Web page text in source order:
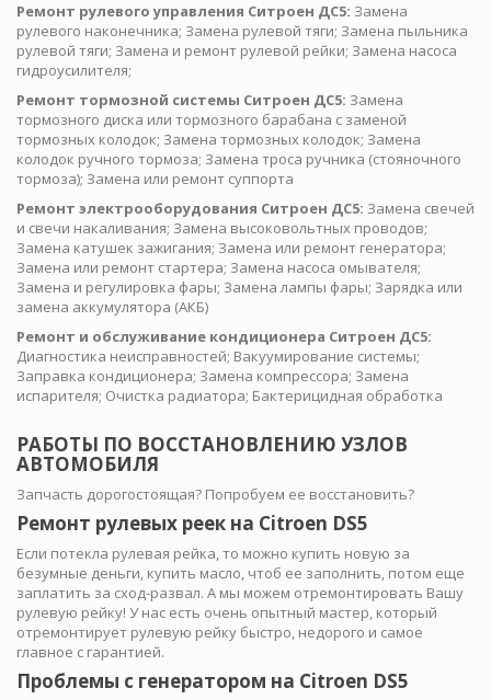
Ремонт рулевого управления Ситроен ДС5: Замена
рулевого наконечника; Замена рулевой тяги; Замена пыльника
рулевой тяги; Замена и ремонт рулевой рейки; Замена насоса
гидроусилителя;
Ремонт тормозной системы Ситроен ДС5: Замена
тормозного диска или тормозного барабана с заменой
тормозных колодок; Замена тормозных колодок; Замена
колодок ручного тормоза; Замена троса ручника (стояночного
тормоза); Замена или ремонт суппорта
Ремонт электрооборудования Ситроен ДС5: Замена свечей
и свечи накаливания; Замена высоковольтных проводов;
Замена катушек зажигания; Замена или ремонт генератора;
Замена или ремонт стартера; Замена насоса омывателя;
Замена и регулировка фары; Замена лампы фары; Зарядка или
замена аккумулятора (АКБ)
Ремонт и обслуживание кондиционера Ситроен ДС5:
Диагностика неисправностей; Вакуумирование системы;
Заправка кондиционера; Замена компрессора; Замена
испарителя; Очистка радиатора; Бактерицидная обработка
РАБОТЫ ПО ВОССТАНОВЛЕНИЮ УЗЛОВ
АВТОМОБИЛЯ
Запчасть дорогостоящая? Попробуем ее восстановить?
Ремонт рулевых реек на Citroen DS5
Если потекла рулевая рейка, то можно купить новую за
безумные деньги, купить масло, чтоб ее заполнить, потом еще
заплатить за сход-развал. А мы можем отремонтировать Вашу
рулевую рейку! У нас есть очень опытный мастер, который
отремонтирует рулевую рейку быстро, недорого и самое
главное с гарантией.
Проблемы с генератором на Citroen DS5